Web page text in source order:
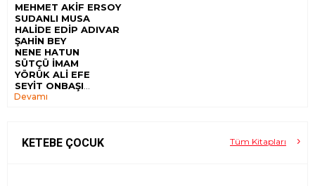
MEHMET AKİF ERSOY
SUDANLI MUSA
HALİDE EDİP ADIVAR
ŞAHİN BEY
NENE HATUN
SÜTÇÜ İMAM
YÖRÜK ALİ EFE
SEYİT ONBAŞI
HASAN TAHSİN
Devamı
KETEBE ÇOCUK Tüm Kitapları